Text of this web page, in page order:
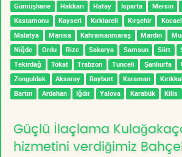
Gümüşhane
Hakkari Hatay Isparta Mersin
Kastamonu
Kayseri Kırklareli Kırşehir
Malatya
Manisa Kahramanmaraş Mardin
Niğde
Ordu Rize Sakarya Samsun Siirt
Tekirdağ
Tokat Trabzon Tunceli Şanlıurfa
Zonguldak
Aksaray Bayburt Karaman
Bartın
Ardahan Iğdır Yalova Karabük Kilis
Güçlü İlaçlama
hizmetini verdiğimiz